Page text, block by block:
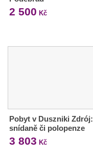
2 500 Kč
Pobyt v Duszniki Zdrój:
snídaně či polopenze
3 803 Kč